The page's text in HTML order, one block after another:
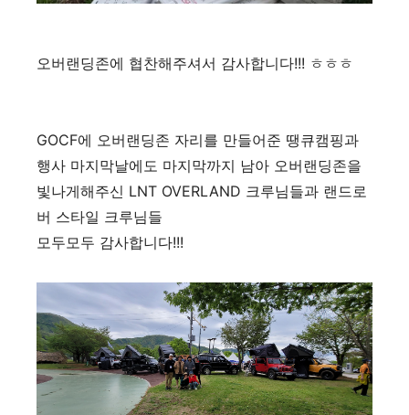
오버랜딩존에 협찬해주셔서 감사합니다!!! ㅎㅎㅎ
GOCF에 오버랜딩존 자리를 만들어준 땡큐캠핑과
행사 마지막날에도 마지막까지 남아 오버랜딩존을
빛나게해주신 LNT OVERLAND 크루님들과 랜드로
버 스타일 크루님들
모두모두 감사합니다!!!